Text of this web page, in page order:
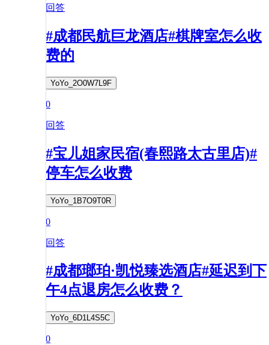
回答
#成都民航巨龙酒店#棋牌室怎么收
费的
YoYo_2O0W7L9F
0
回答
#宝儿姐家民宿(春熙路太古里店)#
停车怎么收费
YoYo_1B7O9T0R
0
回答
#成都瑯珀·凯悦臻选酒店#延迟到下
午4点退房怎么收费？
YoYo_6D1L4S5C
0